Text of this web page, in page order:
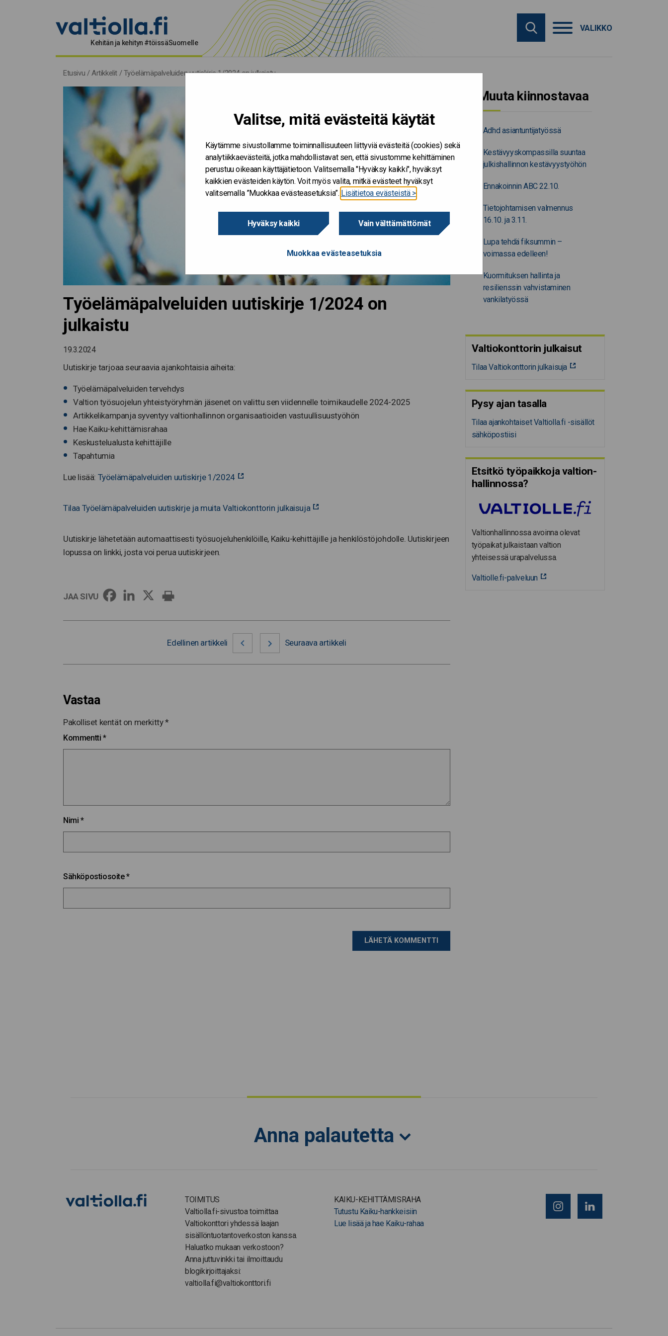
Valitse, mitä evästeitä käytät
Käytämme sivustollamme toiminnallisuuteen liittyviä evästeitä (cookies) sekä
analytiikkaevästeitä, jotka mahdollistavat sen, että sivustomme kehittäminen
perustuu oikeaan käyttäjätietoon. Valitsemalla "Hyväksy kaikki", hyväksyt
kaikkien evästeiden käytön. Voit myös valita, mitkä evästeet hyväksyt
valitsemalla ”Muokkaa evästeasetuksia”. Lisätietoa evästeistä >
Hyväksy kaikki Vain välttämättömät
Muokkaa evästeasetuksia
Kehitän ja kehityn #töissäSuomelle
VALIKKO
Etusivu /Artikkelit /Työelämäpalveluiden uutiskirje 1/2024 on julkaistu
Työelämäpalveluiden uutiskirje 1/2024 on
julkaistu
19.3.2024
Uutiskirje tarjoaa seuraavia ajankohtaisia aiheita:
Työelämäpalveluiden tervehdys
Valtion työsuojelun yhteistyöryhmän jäsenet on valittu sen viidennelle toimikaudelle 2024-2025
Artikkelikampanja syventyy valtionhallinnon organisaatioiden vastuullisuustyöhön
Hae Kaiku-kehittämisrahaa
Keskustelualusta kehittäjille
Tapahtumia
Lue lisää: Työelämäpalveluiden uutiskirje 1/2024
Tilaa Työelämäpalveluiden uutiskirje ja muita Valtiokonttorin julkaisuja
Uutiskirje lähetetään automaattisesti työsuojeluhenkilöille, Kaiku-kehittäjille ja henkilöstöjohdolle. Uutiskirjeen
lopussa on linkki, josta voi perua uutiskirjeen.
JAA SIVU
Edellinen artikkeli Seuraava artikkeli
Vastaa
Pakolliset kentät on merkitty*
Kommentti *
Nimi *
Sähköpostiosoite*
Muuta kiinnostavaa
Adhd asiantuntijatyössä
Kestävyyskompassilla suuntaa
julkishallinnon kestävyystyöhön
Ennakoinnin ABC 22.10.
Tietojohtamisen valmennus
16.10. ja 3.11.
Lupa tehdä fiksummin –
voimassa edelleen!
Kuormituksen hallinta ja
resilienssin vahvistaminen
vankilatyössä
Valtiokonttorin julkaisut
Tilaa Valtiokonttorin julkaisuja
Pysy ajan tasalla
Tilaa ajankohtaiset Valtiolla.fi -sisällöt
sähköpostiisi
Etsitkö työpaikkoja valtion­
hal­lin­nossa?
Valtionhallinnossa avoinna olevat
työpaikat julkaistaan valtion
yhteisessä urapalvelussa.
Valtiolle.fi-palveluun
Anna palautetta
TOIMITUS
Valtiolla.fi-sivustoa toimittaa
Valtiokonttori yhdessä laajan
sisällöntuotantoverkoston kanssa.
Haluatko mukaan verkostoon?
Anna juttuvinkki tai ilmoittaudu
blogikirjoittajaksi:
valtiolla.fi@valtiokonttori.fi
KAIKU-KEHITTÄMISRAHA
Tutustu Kaiku-hankkeisiin
Lue lisää ja hae Kaiku-rahaa